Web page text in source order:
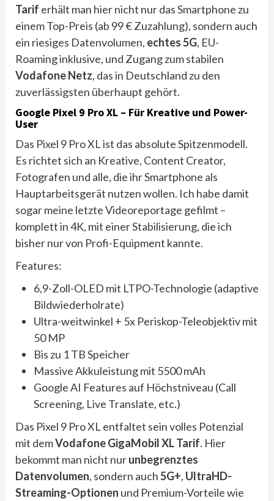
Tarif erhält man hier nicht nur das Smartphone zu
einem Top-Preis (ab 99 € Zuzahlung), sondern auch
ein riesiges Datenvolumen, echtes 5G, EU-
Roaming inklusive, und Zugang zum stabilen
Vodafone Netz, das in Deutschland zu den
zuverlässigsten überhaupt gehört.
Google Pixel 9 Pro XL – Für Kreative und Power-
User
Das Pixel 9 Pro XL ist das absolute Spitzenmodell.
Es richtet sich an Kreative, Content Creator,
Fotografen und alle, die ihr Smartphone als
Hauptarbeitsgerät nutzen wollen. Ich habe damit
sogar meine letzte Videoreportage gefilmt –
komplett in 4K, mit einer Stabilisierung, die ich
bisher nur von Profi-Equipment kannte.
Features:
6,9-Zoll-OLED mit LTPO-Technologie (adaptive
Bildwiederholrate)
Ultra-weitwinkel + 5x Periskop-Teleobjektiv mit
50 MP
Bis zu 1 TB Speicher
Massive Akkuleistung mit 5500 mAh
Google AI Features auf Höchstniveau (Call
Screening, Live Translate, etc.)
Das Pixel 9 Pro XL entfaltet sein volles Potenzial
mit demVodafone GigaMobil XL Tarif. Hier
bekommt man nicht nurunbegrenztes
Datenvolumen, sondern auch5G+, UltraHD-
Streaming-Optionen und Premium-Vorteile wie